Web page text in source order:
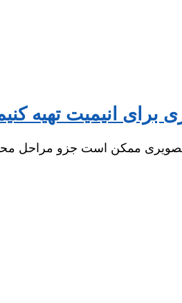
تصویری ممکن است جزو مراحل